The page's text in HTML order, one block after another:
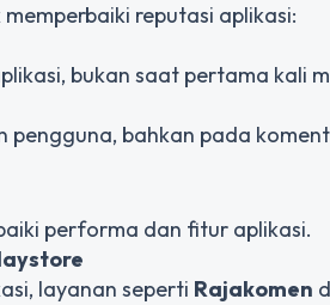
reputasi aplikasi:
bukan saat pertama kali
pengguna, bahkan pada
performa dan fitur aplikasi.
layanan seperti Rajakomen